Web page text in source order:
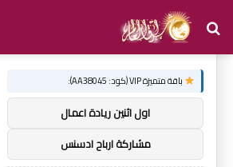
بحث
عن
توصيات :
باقة متميزة VIP (كود: AA38045):
اول اثنين ريادة اعمال
مشاركة ارباح ادسنس